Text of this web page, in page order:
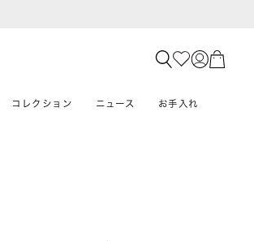
コレクション ニュース お手入れ